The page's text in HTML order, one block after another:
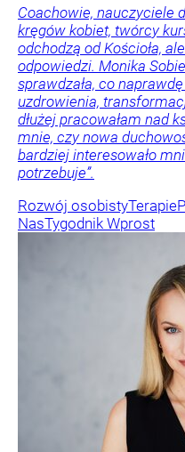
Coachowie, nauczyciele
kręgów kobiet, twórcy
odchodzą od Kościoła,
odpowiedzi. Monika
sprawdzała, co
uzdrowienia,
dłużej pracowałam nad
mnie, czy nowa
bardziej interesowało
potrzebuje”.
Rozwój osobistyTerapie
NasTygodnik Wprost